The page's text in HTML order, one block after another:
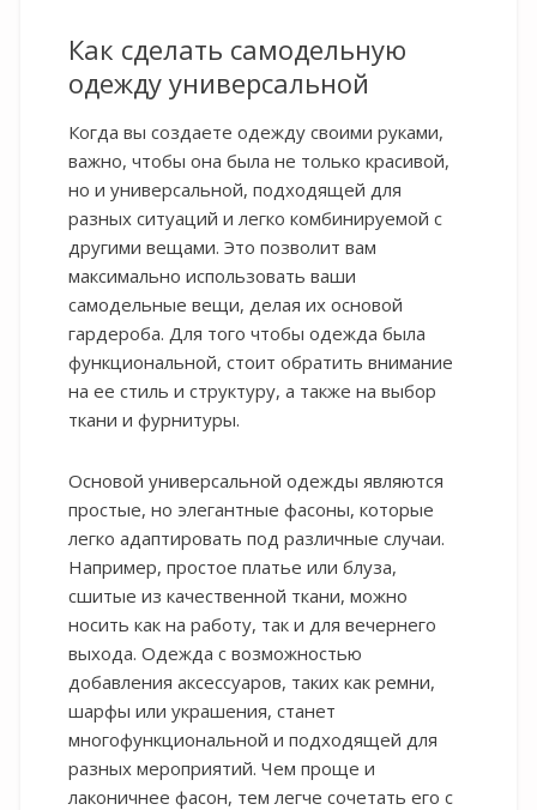
Как сделать самодельную
одежду универсальной
Когда вы создаете одежду своими руками,
важно, чтобы она была не только красивой,
но и универсальной, подходящей для
разных ситуаций и легко комбинируемой с
другими вещами. Это позволит вам
максимально использовать ваши
самодельные вещи, делая их основой
гардероба. Для того чтобы одежда была
функциональной, стоит обратить внимание
на ее стиль и структуру, а также на выбор
ткани и фурнитуры.
Основой универсальной одежды являются
простые, но элегантные фасоны, которые
легко адаптировать под различные случаи.
Например, простое платье или блуза,
сшитые из качественной ткани, можно
носить как на работу, так и для вечернего
выхода. Одежда с возможностью
добавления аксессуаров, таких как ремни,
шарфы или украшения, станет
многофункциональной и подходящей для
разных мероприятий. Чем проще и
лаконичнее фасон, тем легче сочетать его с